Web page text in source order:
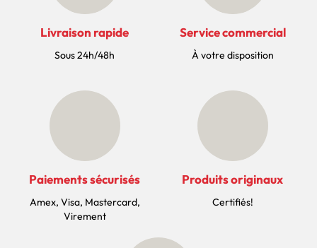
Livraison rapide
Sous 24h/48h
Service commercial
À votre disposition
Paiements sécurisés
Amex, Visa, Mastercard,
Virement
Produits originaux
Certifiés!